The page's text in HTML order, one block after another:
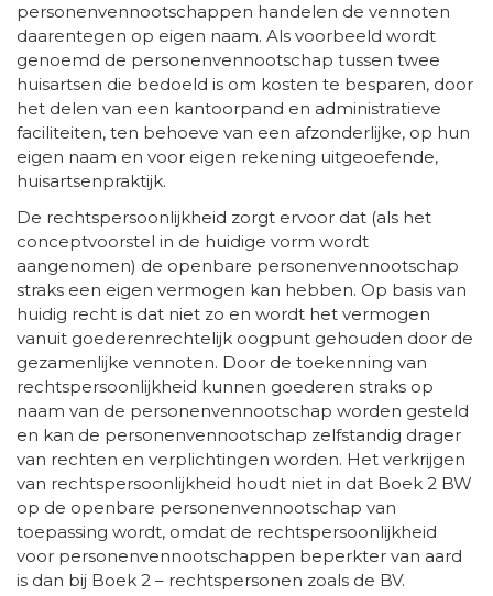
personenvennootschappen handelen de vennoten
daarentegen op eigen naam. Als voorbeeld wordt
genoemd de personenvennootschap tussen twee
huisartsen die bedoeld is om kosten te besparen, door
het delen van een kantoorpand en administratieve
faciliteiten, ten behoeve van een afzonderlijke, op hun
eigen naam en voor eigen rekening uitgeoefende,
huisartsenpraktijk.
De rechtspersoonlijkheid zorgt ervoor dat (als het
conceptvoorstel in de huidige vorm wordt
aangenomen) de openbare personenvennootschap
straks een eigen vermogen kan hebben. Op basis van
huidig recht is dat niet zo en wordt het vermogen
vanuit goederenrechtelijk oogpunt gehouden door de
gezamenlijke vennoten. Door de toekenning van
rechtspersoonlijkheid kunnen goederen straks op
naam van de personenvennootschap worden gesteld
en kan de personenvennootschap zelfstandig drager
van rechten en verplichtingen worden. Het verkrijgen
van rechtspersoonlijkheid houdt niet in dat Boek 2 BW
op de openbare personenvennootschap van
toepassing wordt, omdat de rechtspersoonlijkheid
voor personenvennootschappen beperkter van aard
is dan bij Boek 2 – rechtspersonen zoals de BV.